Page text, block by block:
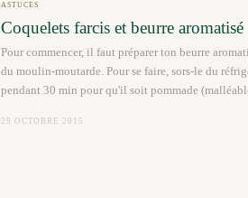
ASTUCES
Coquelets farcis et beurre aromatisé
Pour commencer, il faut préparer ton beurre
du moulin-moutarde. Pour se faire, sors-le du
pendant 30 min pour qu'il soit pommade
29 OCTOBRE 2015